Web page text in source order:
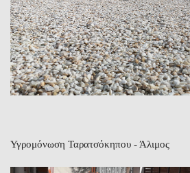
Υγρομόνωση Ταρατσόκηπου - Άλιμος